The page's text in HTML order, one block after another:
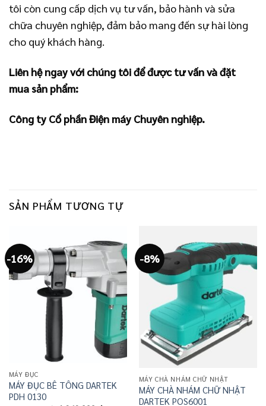
tôi còn cung cấp dịch vụ tư vấn, bảo hành và sửa
chữa chuyên nghiệp, đảm bảo mang đến sự hài lòng
cho quý khách hàng.
Liên hệ ngay với chúng tôi để được tư vấn và đặt
mua sản phẩm:
Công ty Cổ phần Điện máy Chuyên nghiệp.
SẢN PHẨM TƯƠNG TỰ
-16%
MÁY ĐỤC
MÁY ĐỤC BÊ TÔNG DARTEK
PDH 0130
-8%
MÁY CHÀ NHÁM CHỮ NHẬT
MÁY CHÀ NHÁM CHỮ NHẬT
DARTEK POS6001